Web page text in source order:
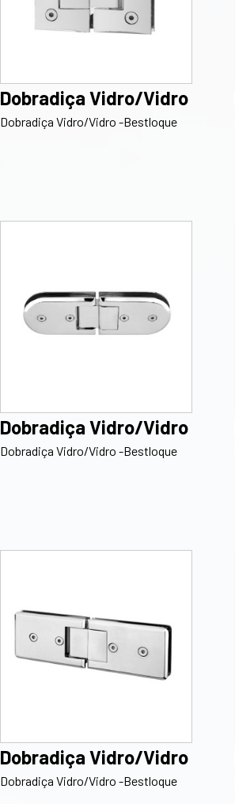
Dobradiça Vidro/Vidro
Dobradiça Vidro/Vidro -Bestloque
Dobradiça Vidro/Vidro
Dobradiça Vidro/Vidro -Bestloque
Dobradiça Vidro/Vidro
Dobradiça Vidro/Vidro -Bestloque